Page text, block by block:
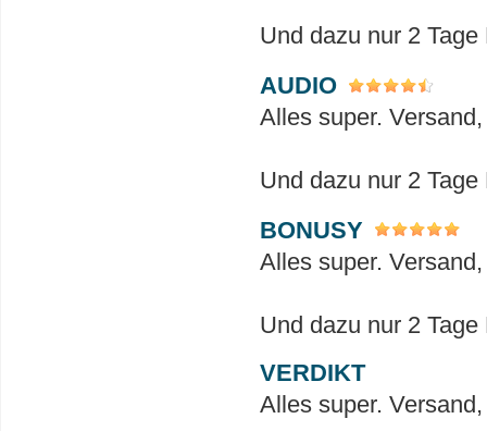
Und dazu nur 2
AUDIO
Alles super.
Und dazu nur 2
BONUSY
Alles super.
Und dazu nur 2
VERDIKT
Alles super.